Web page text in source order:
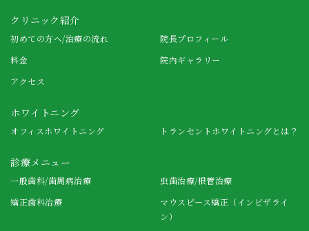
クリニック紹介
初めての方へ/治療の流れ
院長プロフィール
料金
院内ギャラリー
アクセス
ホワイトニング
オフィスホワイトニング トランセントホワイトニングとは？
診療メニュー
一般歯科/歯周病治療
虫歯治療/根管治療
矯正歯科治療
マウスピース矯正（インビザライ
ン）